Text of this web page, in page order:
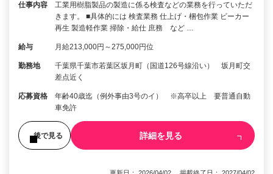
仕事内容
工業用樹脂製品の製造に係る検査などの業務を行っていただ
きます。 ■具体的には 検査業務 仕上げ・梱包作業 ビーカー
再生 製造軽作業 掃除・給仕 庶務 など …
給与 月給213,000円～275,000円位
勤務地
千葉県千葉市若葉区坂月町（国道126号線沿い） 坂月町交
差点近く
応募資格
年齢40歳迄（例外事由3号のイ） ※高卒以上 要普通自動
車免許
後で見る 詳細を見る